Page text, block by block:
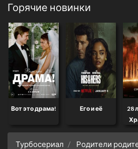
Горячие новинки
Вот это драма! Его и её
28
Турбосериал
Родители